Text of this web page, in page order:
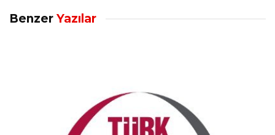
Benzer Yazılar